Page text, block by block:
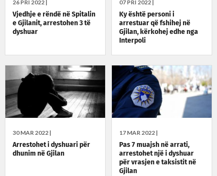
26 PRI 2022 |
Vjedhje e rëndë në Spitalin
e Gjilanit, arrestohen 3 të
dyshuar
07 PRI 2022 |
Ky është personi i
arrestuar që fshihej në
Gjilan, kërkohej edhe nga
Interpoli
30 MAR 2022 |
Arrestohet i dyshuari për
dhunim në Gjilan
17 MAR 2022 |
Pas 7 muajsh në arrati,
arrestohet një i dyshuar
për vrasjen e taksistit në
Gjilan